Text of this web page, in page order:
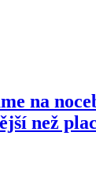
na
než